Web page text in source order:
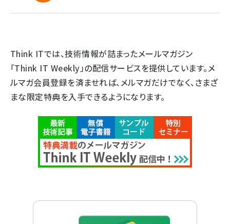
Think ITでは、技術情報が詰まったメールマガジン
「Think IT Weekly」の配信サービスを提供しています。メ
ルマガ会員登録を済ませれば、メルマガだけでなく、さまざ
まな限定特典を入手できるようになります。